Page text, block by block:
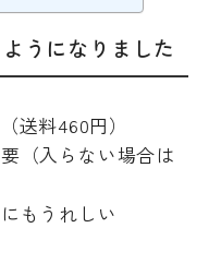
うになりました
送料460円）
（入らない場合は
もうれしい